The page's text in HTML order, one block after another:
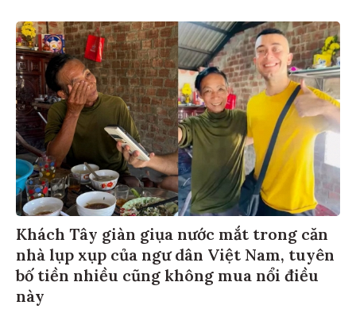
Khách Tây giàn giụa nước mắt trong căn
nhà lụp xụp của ngư dân Việt Nam, tuyên
bố tiền nhiều cũng không mua nổi điều
này